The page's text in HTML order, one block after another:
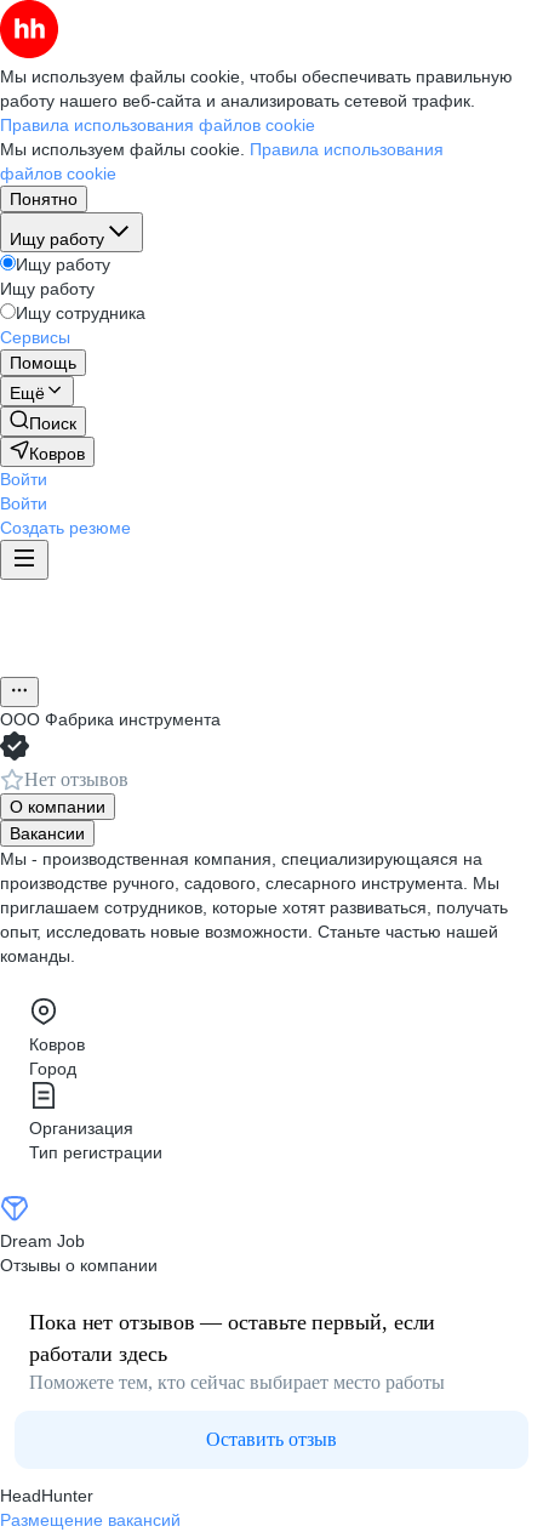
Мы используем файлы cookie, чтобы обеспечивать правильную
работу нашего веб-сайта и анализировать сетевой трафик.
Правила использования файлов cookie
Мы используем файлы cookie. Правила использования
файлов cookie
Понятно
Ищу работу
Ищу работу
Ищу работу
Ищу сотрудника
Сервисы
Помощь
Ещё
Поиск
Ковров
Войти
Войти
Создать резюме
ООО Фабрика инструмента
Нет отзывов
О компании
Вакансии
Мы - производственная компания, специализирующаяся на
производстве ручного, садового, слесарного инструмента. Мы
приглашаем сотрудников, которые хотят развиваться, получать
опыт, исследовать новые возможности. Станьте частью нашей
команды.
Ковров
Город
Организация
Тип регистрации
Dream Job
Отзывы о компании
Пока нет отзывов — оставьте первый, если
работали здесь
Поможете тем, кто сейчас выбирает место работы
Оставить отзыв
HeadHunter
Размещение вакансий